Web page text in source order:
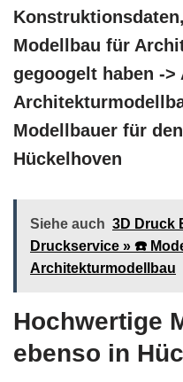
Modellbau für
gegoogelt haben ->
Modellbauer für
Hückelhoven
Siehe auch 3D Druck
Druckservice » ☎️
Architekturmodellbau
Hochwertige
ebenso in